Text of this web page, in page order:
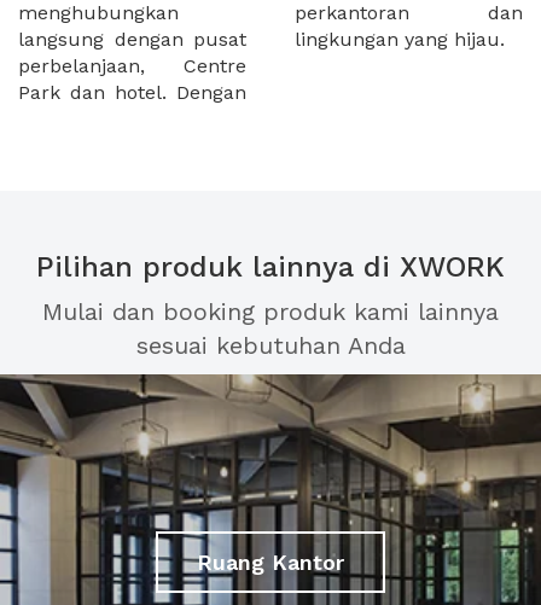
menghubungkan
langsung dengan pusat
perbelanjaan, Centre
Park dan hotel. Dengan
perkantoran dan
lingkungan yang hijau.
Pilihan produk lainnya di XWORK
Mulai dan booking produk kami lainnya
sesuai kebutuhan Anda
Ruang Kantor